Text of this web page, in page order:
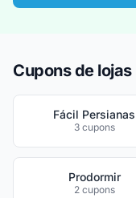
Cupons de
Fácil Persianas
3 cupons
Prodormir
2 cupons